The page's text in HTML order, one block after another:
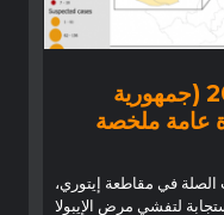
تفشي إيبولا في إيتوري 2026 (جمهورية
عامة ملخصة
الصلة في مقاطعة إيتوري،
لتفشي مرض الإيبولا